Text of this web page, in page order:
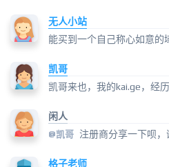
无人小站
能买到一个自己称心如意的
凯哥
凯哥来也，我的kai.ge，经
闲人
@凯哥 注册商分享一下呗，
格子老师